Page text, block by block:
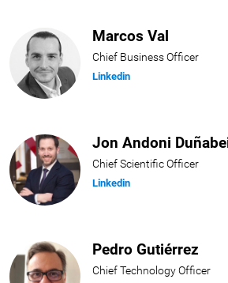
Marcos Val
Chief Business Officer
Linkedin
Jon Andoni
Chief Scientific Officer
Linkedin
Pedro Gutiérrez
Chief Technology Officer